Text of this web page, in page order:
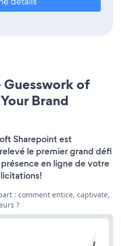
of
Brand
Sharepoint est
le premier grand défi
en ligne de votre
: comment entice, captivate,
?